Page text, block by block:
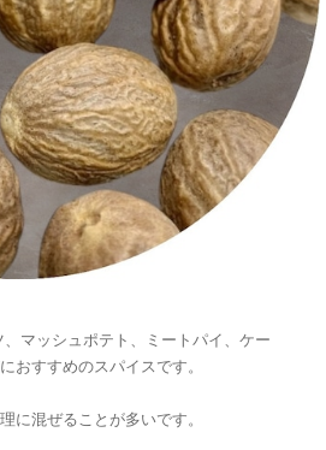
マッシュポテト、ミートパイ、ケー
おすすめのスパイスです。
に混ぜることが多いです。